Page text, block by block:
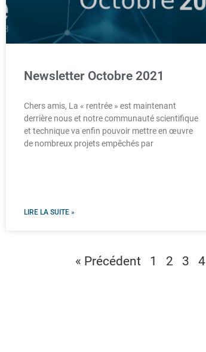
Newsletter Octobre 2021
Chers amis, La « rentrée » est maintenant
derrière nous et notre communauté scientifique
et technique va enfin pouvoir mettre en œuvre
de nombreux projets empêchés par
LIRE LA SUITE »
« Précédent 1 2 3 4